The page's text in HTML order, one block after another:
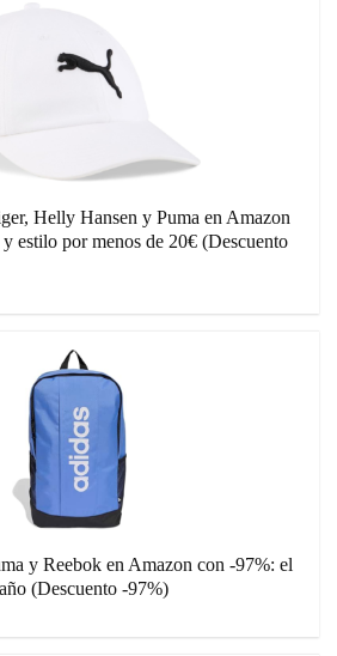
Helly Hansen y Puma en Amazon
estilo por menos de 20€ (Descuento
y Reebok en Amazon con -97%: el
(Descuento -97%)